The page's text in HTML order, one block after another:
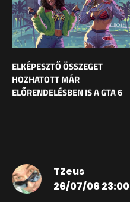
ELKÉPESZTŐ ÖSSZEGET
HOZHATOTT MÁR
ELŐRENDELÉSBEN IS A GTA 6
TZeus
26/07/06 23:00